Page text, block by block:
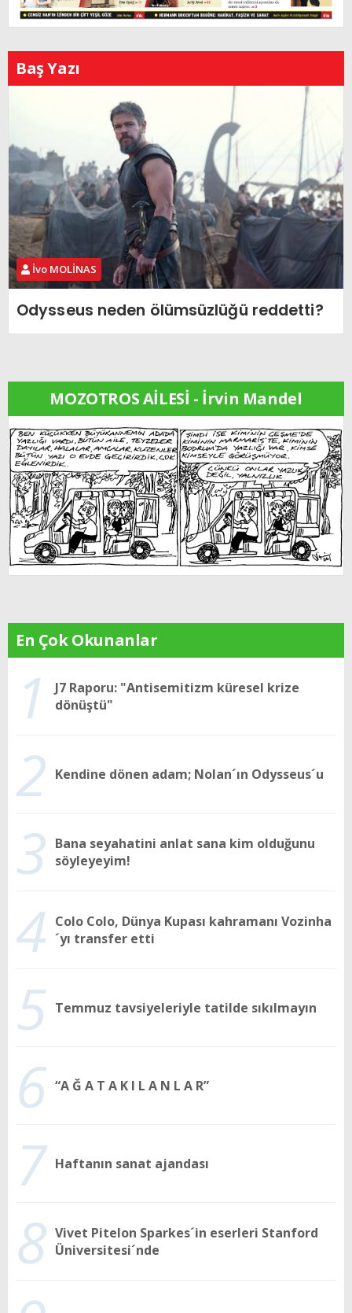
Baş Yazı
İvo MOLİNAS
Odysseus neden ölümsüzlüğü reddetti?
MOZOTROS AİLESİ - İrvin Mandel
En Çok Okunanlar
1
J7 Raporu: "Antisemitizm küresel krize
dönüştü"
2 Kendine dönen adam; Nolan´ın Odysseus´u
3 Bana seyahatini anlat sana kim olduğunu
söyleyeyim!
4 Colo Colo, Dünya Kupası kahramanı Vozinha
´yı transfer etti
5 Temmuz tavsiyeleriyle tatilde sıkılmayın
6 “A Ğ A T A K I L A N L A R”
7 Haftanın sanat ajandası
8 Vivet Pitelon Sparkes´in eserleri Stanford
Üniversitesi´nde